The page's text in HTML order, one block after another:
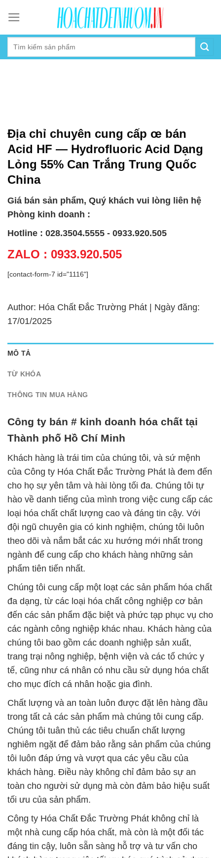
content
Địa chỉ chuyên cung cấp œ bán
Acid HF — Hydrofluoric Acid Dạng
Lỏng 55% Can Trắng Trung Quốc
China
Giá bán sản phẩm, Quý khách vui lòng liên hệ
Phòng kinh doanh :
Hotline : 028.3504.5555 - 0933.920.505
ZALO : 0933.920.505
[contact-form-7 id="1116"]
Author: Hóa Chất Đắc Trường Phát | Ngày đăng:
17/01/2025
MÔ TẢ
TỪ KHÓA
THÔNG TIN MUA HÀNG
Công ty bán # kinh doanh hóa chất tại
Thành phố Hồ Chí Minh
Khách hàng là trái tim của chúng tôi, và sứ mệnh
của Công ty Hóa Chất Đắc Trường Phát là đem đến
cho họ sự yên tâm và hài lòng tối đa. Chúng tôi tự
hào về danh tiếng của mình trong việc cung cấp các
loại hóa chất chất lượng cao và đáng tin cậy. Với
đội ngũ chuyên gia có kinh nghiệm, chúng tôi luôn
theo dõi và nắm bắt các xu hướng mới nhất trong
ngành để cung cấp cho khách hàng những sản
phẩm tiên tiến nhất.
Chúng tôi cung cấp một loạt các sản phẩm hóa chất
đa dạng, từ các loại hóa chất công nghiệp cơ bản
đến các sản phẩm đặc biệt và phức tạp phục vụ cho
các ngành công nghiệp khác nhau. Khách hàng của
chúng tôi bao gồm các doanh nghiệp sản xuất,
trang trại nông nghiệp, bệnh viện và các tổ chức y
tế, cũng như cá nhân có nhu cầu sử dụng hóa chất
cho mục đích cá nhân hoặc gia đình.
Chất lượng và an toàn luôn được đặt lên hàng đầu
trong tất cả các sản phẩm mà chúng tôi cung cấp.
Chúng tôi tuân thủ các tiêu chuẩn chất lượng
nghiêm ngặt để đảm bảo rằng sản phẩm của chúng
tôi luôn đáp ứng và vượt qua các yêu cầu của
khách hàng. Điều này không chỉ đảm bảo sự an
toàn cho người sử dụng mà còn đảm bảo hiệu suất
tối ưu của sản phẩm.
Công ty Hóa Chất Đắc Trường Phát không chỉ là
một nhà cung cấp hóa chất, mà còn là một đối tác
đáng tin cậy, luôn sẵn sàng hỗ trợ và tư vấn cho